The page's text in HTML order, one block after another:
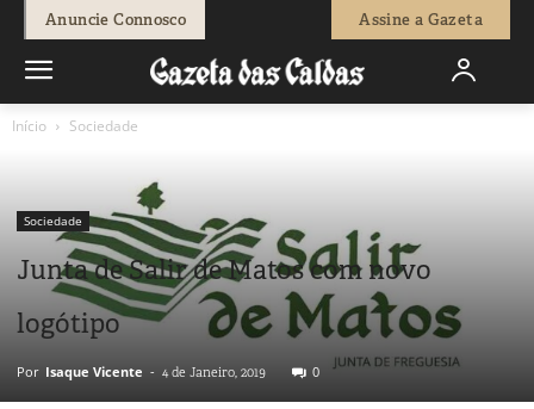
Anuncie Connosco Assine a Gazeta
Início Sociedade
Sociedade
Junta de Salir de Matos com novo
logótipo
Por Isaque Vicente - 4 de Janeiro, 2019 0